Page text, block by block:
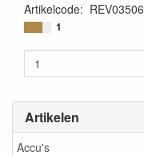
Artikelen
Accu's
Artikelcode: REV03506
4009803035062
1